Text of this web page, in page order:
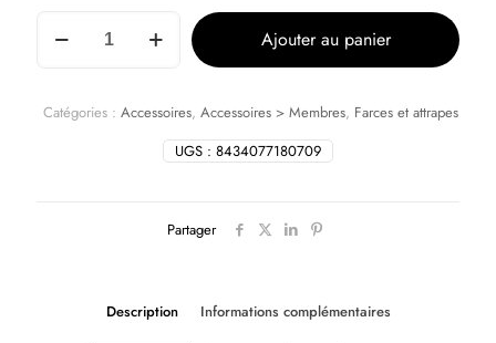
Ajouter au panier
UGS : 8434077180709
Catégories : Accessoires, Accessoires > Membres, Farces et attrapes
Partager
Description Informations complémentaires